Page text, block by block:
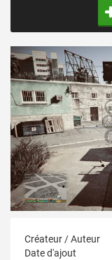
Créateur / Auteur
Date d'ajout